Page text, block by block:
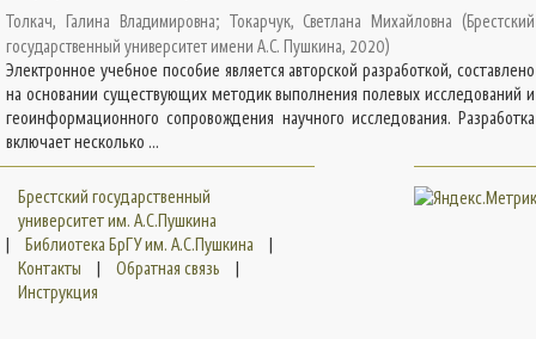
Толкач, Галина Владимировна; Токарчук, Светлана Михайловна (Брестский
государственный университет имени А.С. Пушкина, 2020)
Электронное учебное пособие является авторской разработкой, составлено
на основании существующих методик выполнения полевых исследований и
геоинформационного сопровождения научного исследования. Разработка
включает несколько ...
Брестский государственный
университет им. А.С.Пушкина
|
Библиотека БрГУ им. А.С.Пушкина
|
Контакты
| Обратная связь
|
Инструкция